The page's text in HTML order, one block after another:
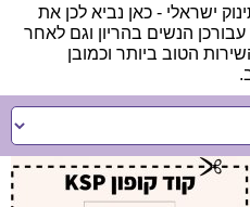
ישראלי - כאן נביא לכן את
הנשים בהריון וגם לאחר
הטוב ביותר וכמובן